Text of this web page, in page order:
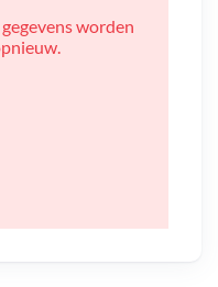
worden